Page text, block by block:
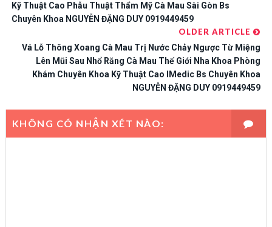
Kỹ Thuật Cao Phẫu Thuật Thẩm Mỹ Cà Mau Sài Gòn Bs
Chuyên Khoa NGUYỄN ĐẶNG DUY 0919449459
OLDER ARTICLE
Vá Lỗ Thông Xoang Cà Mau Trị Nước Chảy Ngược Từ Miệng
Lên Mũi Sau Nhổ Răng Cà Mau Thế Giới Nha Khoa Phòng
Khám Chuyên Khoa Kỹ Thuật Cao IMedic Bs Chuyên Khoa
NGUYỄN ĐẶNG DUY 0919449459
KHÔNG CÓ NHẬN XÉT NÀO: